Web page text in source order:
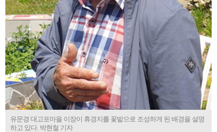
유문경 대고포마을 이장이 휴경지를 꽃밭으로 조성하게 된 배경을 설명
하고 있다. 박현철 기자